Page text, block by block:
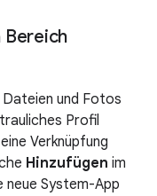
Bereich
Dateien und Fotos
Profil
Verknüpfung
Hinzufügen im
System-App